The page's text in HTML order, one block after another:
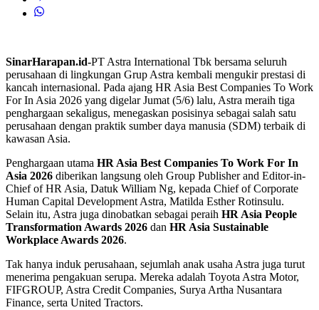
SinarHarapan.id-PT Astra International Tbk bersama seluruh
perusahaan di lingkungan Grup Astra kembali mengukir prestasi di
kancah internasional. Pada ajang HR Asia Best Companies To Work
For In Asia 2026 yang digelar Jumat (5/6) lalu, Astra meraih tiga
penghargaan sekaligus, menegaskan posisinya sebagai salah satu
perusahaan dengan praktik sumber daya manusia (SDM) terbaik di
kawasan Asia.
Penghargaan utama HR Asia Best Companies To Work For In
Asia 2026 diberikan langsung oleh Group Publisher and Editor-in-
Chief of HR Asia, Datuk William Ng, kepada Chief of Corporate
Human Capital Development Astra, Matilda Esther Rotinsulu.
Selain itu, Astra juga dinobatkan sebagai peraih HR Asia People
Transformation Awards 2026 dan HR Asia Sustainable
Workplace Awards 2026.
Tak hanya induk perusahaan, sejumlah anak usaha Astra juga turut
menerima pengakuan serupa. Mereka adalah Toyota Astra Motor,
FIFGROUP, Astra Credit Companies, Surya Artha Nusantara
Finance, serta United Tractors.